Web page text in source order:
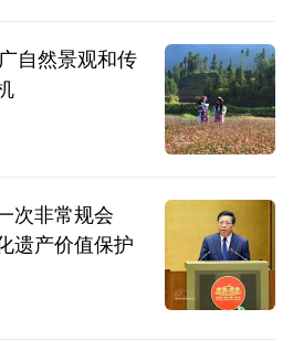
自然景观和传
次非常规会
遗产价值保护